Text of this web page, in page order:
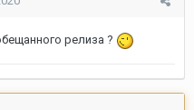
релиза ?